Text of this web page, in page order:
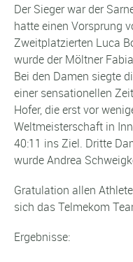
Der Sieger war der
hatte einen Vorsprung
Zweitplatzierten Luca
wurde der Möltner
Bei den Damen siegte
einer sensationellen
Hofer, die erst vor
Weltmeisterschaft in
40:11 ins Ziel. Dritte
wurde Andrea
Gratulation allen
sich das Telmekom
Ergebnisse: